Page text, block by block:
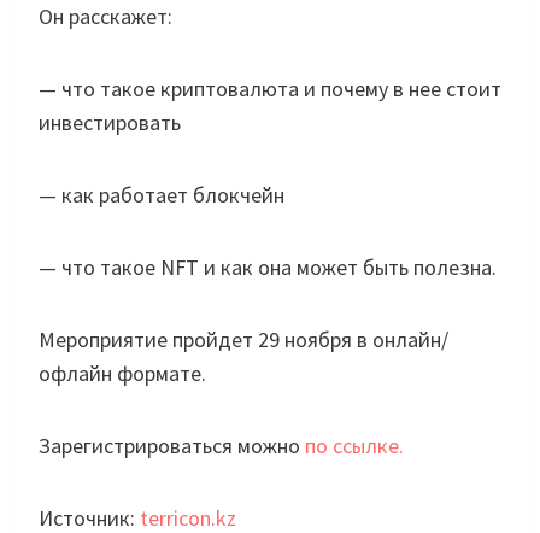
Он расскажет:
— что такое криптовалюта и почему в нее стоит
инвестировать
— как работает блокчейн
— что такое NFT и как она может быть полезна.
Мероприятие пройдет 29 ноября в онлайн/
офлайн формате.
Зарегистрироваться можно по ссылке.
Источник: terricon.kz